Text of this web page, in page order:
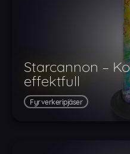
Starcannon –
effektfull
Fyrverkeripjäser